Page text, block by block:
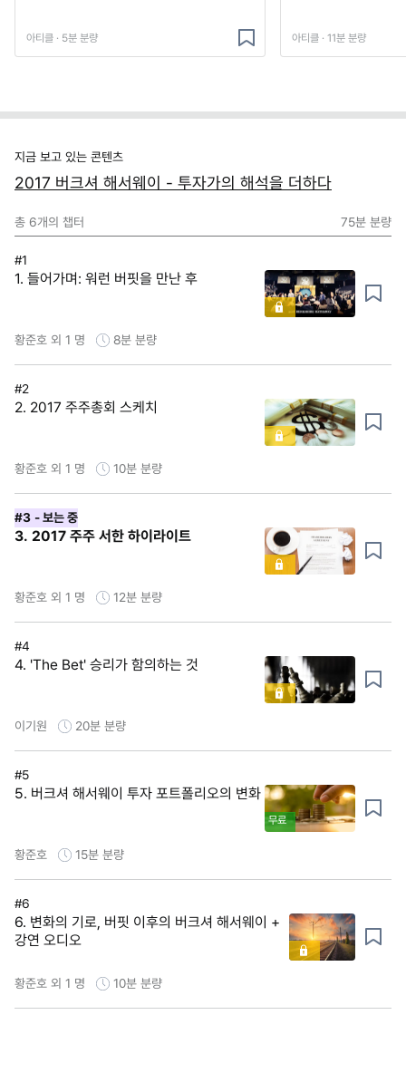
아티클 · 5분 분량 아티클 · 11분 분량
지금 보고 있는 콘텐츠
2017 버크셔 해서웨이 - 투자가의 해석을 더하다
총 6개의 챕터 75분 분량
#1
1. 들어가며: 워런 버핏을 만난 후
황준호 외 1 명 8분 분량
#2
2. 2017 주주총회 스케치
황준호 외 1 명 10분 분량
#3 - 보는 중
3. 2017 주주 서한 하이라이트
황준호 외 1 명 12분 분량
#4
4. 'The Bet' 승리가 함의하는 것
이기원 20분 분량
#5
5. 버크셔 해서웨이 투자 포트폴리오의 변화
무료
황준호 15분 분량
#6
6. 변화의 기로, 버핏 이후의 버크셔 해서웨이 +
강연 오디오
황준호 외 1 명 10분 분량